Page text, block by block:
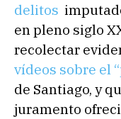
delitos
en pleno siglo
recolectar
vídeos sobre el
de Santiago, y
juramento